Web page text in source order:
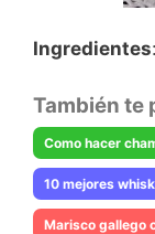
Ingredientes:
También te
Como hacer
10 mejores
Marisco gallego